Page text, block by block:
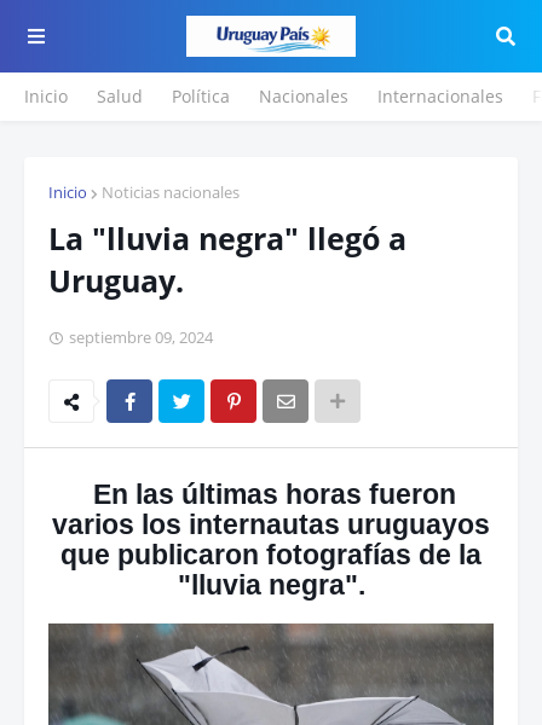
Inicio Salud Política Nacionales Internacionales
Inicio Noticias nacionales
La "lluvia negra" llegó a
Uruguay.
septiembre 09, 2024
En las últimas horas fueron
varios los internautas uruguayos
que publicaron fotografías de la
"lluvia negra".